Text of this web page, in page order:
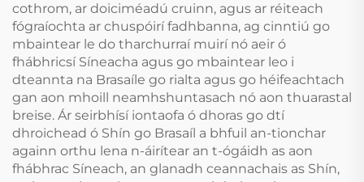
cothrom, ar doiciméadú cruinn, agus ar réiteach
fógraíochta ar chuspóirí fadhbanna, ag cinntiú go
mbaintear le do tharchurraí muirí nó aeir ó
fhábhricsí Síneacha agus go mbaintear leo i
dteannta na Brasaíle go rialta agus go héifeachtach
gan aon mhoill neamhshuntasach nó aon thuarastal
breise. Ár seirbhísí iontaofa ó dhoras go dtí
dhroichead ó Shín go Brasaíl a bhfuil an-tionchar
againn orthu lena n-áirítear an t-ógáidh as aon
fhábhrac Síneach, an glanadh ceannachais as Shín,